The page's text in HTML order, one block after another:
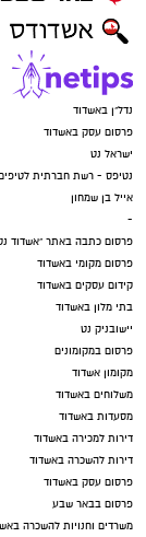
נדל"ן באשדוד
פרסום עסק באשדוד
ישראל נט
נטיפס - רשת חברתית
אייל בן שמחון
-
פרסום כתבה באתר "אשדוד
פרסום מקומי באשדוד
קידום עסקים באשדוד
בתי מלון באשדוד
יישובניק נט
פרסום במקומונים
מקומון אשדוד
משלוחים באשדוד
מסעדות באשדוד
דירות למכירה באשדוד
דירות להשכרה באשדוד
פרסום עסק באשדוד
פרסום בבאר שבע
משרדים וחנויות להשכרה